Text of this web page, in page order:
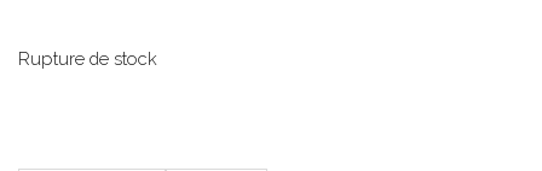
était :
Rupture de stock